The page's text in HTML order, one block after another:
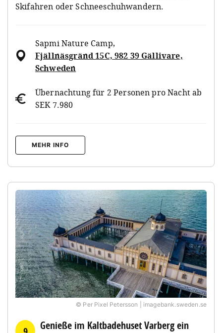
Skifahren oder Schneeschuhwandern.
Sapmi Nature Camp,
Fjällnäsgränd 15C, 982 39 Gällivare,
Schweden
Übernachtung für 2 Personen pro Nacht ab
SEK 7.980
MEHR INFO
© Per Pixel Petersson | imagebank.sweden.se
Genieße im Kaltbadehuset Varberg ein